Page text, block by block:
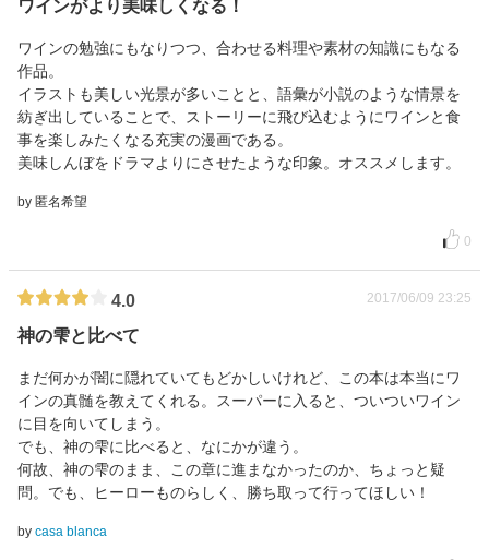
ワインがより美味しくなる！
ワインの勉強にもなりつつ、合わせる料理や素材の知識にもなる
作品。
イラストも美しい光景が多いことと、語彙が小説のような情景を
紡ぎ出していることで、ストーリーに飛び込むようにワインと食
事を楽しみたくなる充実の漫画である。
美味しんぼをドラマよりにさせたような印象。オススメします。
by 匿名希望
0
4.0 2017/06/09 23:25
神の雫と比べて
まだ何かが闇に隠れていてもどかしいけれど、この本は本当にワ
インの真髄を教えてくれる。スーパーに入ると、ついついワイン
に目を向いてしまう。
でも、神の雫に比べると、なにかが違う。
何故、神の雫のまま、この章に進まなかったのか、ちょっと疑
問。でも、ヒーローものらしく、勝ち取って行ってほしい！
by casa blanca